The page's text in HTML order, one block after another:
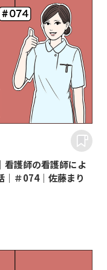
看護師の看護師によ
｜＃074｜佐藤まり